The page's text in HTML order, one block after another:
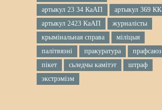
артыкул 23 34 КаАП
артыкул 369 КК
артыкул 2423 КаАП
журналісты
крымінальная справа
міліцыя
палітвязні
пракуратура
прафсаюз
пікет
сьледчы камітэт
штраф
экстрэмізм